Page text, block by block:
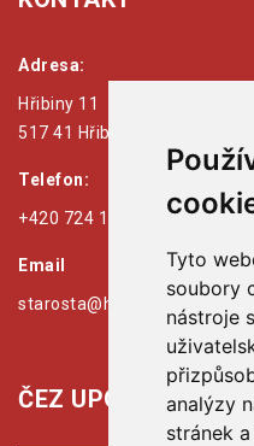
Tyto
soubory
nástroje
analýzy
stránek
Adresa:
Hřibiny 11
517 41 Hřibiny - Ledská
Telefon:
+420 724 179 125
Email
starosta@hribiny-ledska.cz
ČEZ UPOZORŇUJE: